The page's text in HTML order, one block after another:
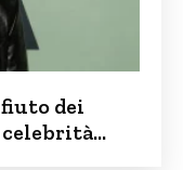
dei
celebrità